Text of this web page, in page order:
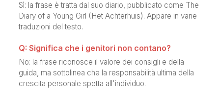
Sì: la frase è tratta dal suo diario, pubblicato come The
Diary of a Young Girl (Het Achterhuis). Appare in varie
traduzioni del testo.
Q: Significa che i genitori non contano?
No: la frase riconosce il valore dei consigli e della
guida, ma sottolinea che la responsabilità ultima della
crescita personale spetta all'individuo.